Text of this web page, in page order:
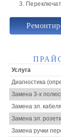
Услуга
Диагностика
Замена 3-х
Замена эл.
Замена эл.
Замена ручки